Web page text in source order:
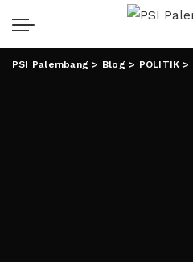
PSI Palembang > Blog > POLITIK >